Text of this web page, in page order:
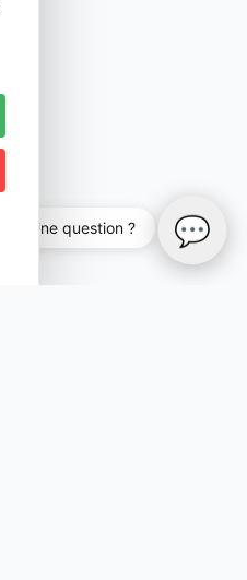
💬 Une question ? 💬